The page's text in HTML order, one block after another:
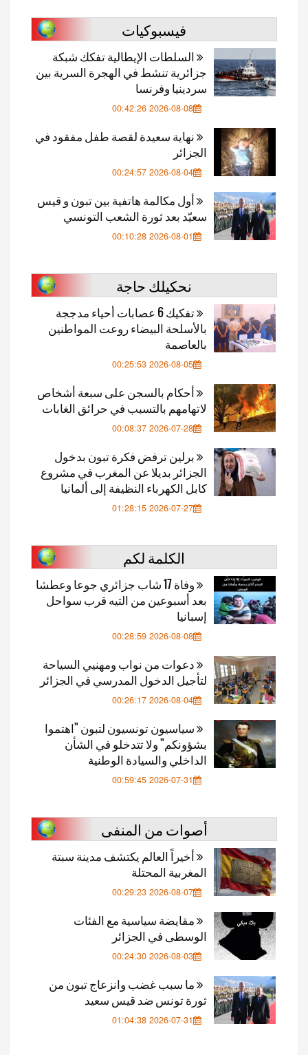
فيسبوكيات
السلطات الإيطالية تفكك شبكة
جزائرية تنشط في الهجرة السرية بين
سردينيا وفرنسا
2026-08-08 00:42:26
نهاية سعيدة لقصة طفل مفقود في
الجزائر
2026-08-04 00:24:57
أول مكالمة هاتفية بين تبون و قيس
سعيّد بعد ثورة الشعب التونسي
2026-08-01 00:10:28
نحكيلك حاجة
تفكيك 6 عصابات أحياء مدججة
بالأسلحة البيضاء روعت المواطنين
بالعاصمة
2026-08-05 00:25:53
أحكام بالسجن على سبعة أشخاص
لاتهامهم بالتسبب في حرائق الغابات
2026-07-28 00:08:37
برلين ترفض فكرة تبون بدخول
الجزائر بديلا عن المغرب في مشروع
كابل الكهرباء النظيفة إلى ألمانيا
2026-07-27 01:28:15
الكلمة لكم
وفاة 17 شاب جزائري جوعا وعطشا
بعد أسبوعين من التيه قرب سواحل
إسبانيا
2026-08-08 00:28:59
دعوات من نواب ومهنيي السياحة
لتأجيل الدخول المدرسي في الجزائر
2026-08-04 00:26:17
سياسيون تونسيون لتبون "اهتموا
بشؤونكم" ولا تتدخلو في الشأن
الداخلي والسيادة الوطنية
2026-07-31 00:59:45
أصوات من المنفى
أخيراً العالم يكتشف مدينة سبتة
المغربية المحتلة
2026-08-07 00:29:23
مقايضة سياسية مع الفئات
الوسطى في الجزائر
2026-08-03 00:24:30
ما سبب غضب وانزعاج تبون من
ثورة تونس ضد قيس سعيد
2026-07-31 01:04:38